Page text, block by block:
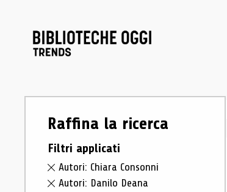
Raffina la ricerca
Filtri applicati
Autori: Chiara Consonni
Autori: Danilo Deana